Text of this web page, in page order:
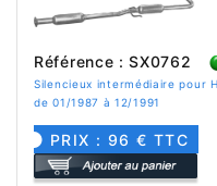
Référence : SX0762
Silencieux intermédiaire pour
de 01/1987 à 12/1991
PRIX : 96 € TTC